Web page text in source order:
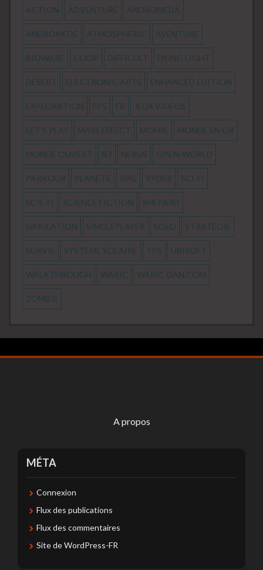
ACTION ADVENTURE ANDROMEDA
ANDROMEDE ATMOSPHERIC AVENTURE
BIOWARE COOP DIFFICULT DYING LIGHT
DÉSERT ELECTRONIC ARTS ENHANCED EDITION
EXPLORATION FPS FR JEUX VIDEOS
LET'S PLAY MASS EFFECT MOMIE MONDE EN OR
MONDE OUVERT N7 NEXUS OPEN-WORLD
PARKOUR PLANÈTE RPG RYDER SCI-FI
SCIE-FI SCIENCE FICTION SHEPARD
SIMULATION SINGLEPLAYER SOLO STRATÉGIE
SURVIE SYSTÈME SOLAIRE TPS UBISOFT
WALKTHROUGH WARIC WARIC-DAN.COM
ZOMBIE
A propos
MÉTA
Connexion
Flux des publications
Flux des commentaires
Site de WordPress-FR